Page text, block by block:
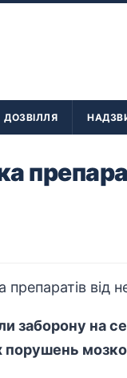
ДОЗВІЛЛЯ
заборону на